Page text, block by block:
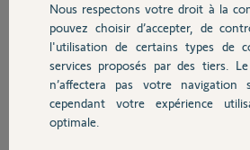
Chauffage
Autres produits
est impossible de voir les visiteurs en entier
La taille et forme du bouton de sonnerie
nom composé ou à plusieurs noms!!!
Concision: produit très cher et bien loin de
fidèle de la marque Somfy.
Espérant qu'une prochaine version du
problèmes ou du moins certains de ces
Nous respectons votre droit à la
pouvez choisir d’accepter, de
l'utilisation de certains types de
services proposés par des tiers.
n’affectera pas votre
cependant votre expérience
optimale.